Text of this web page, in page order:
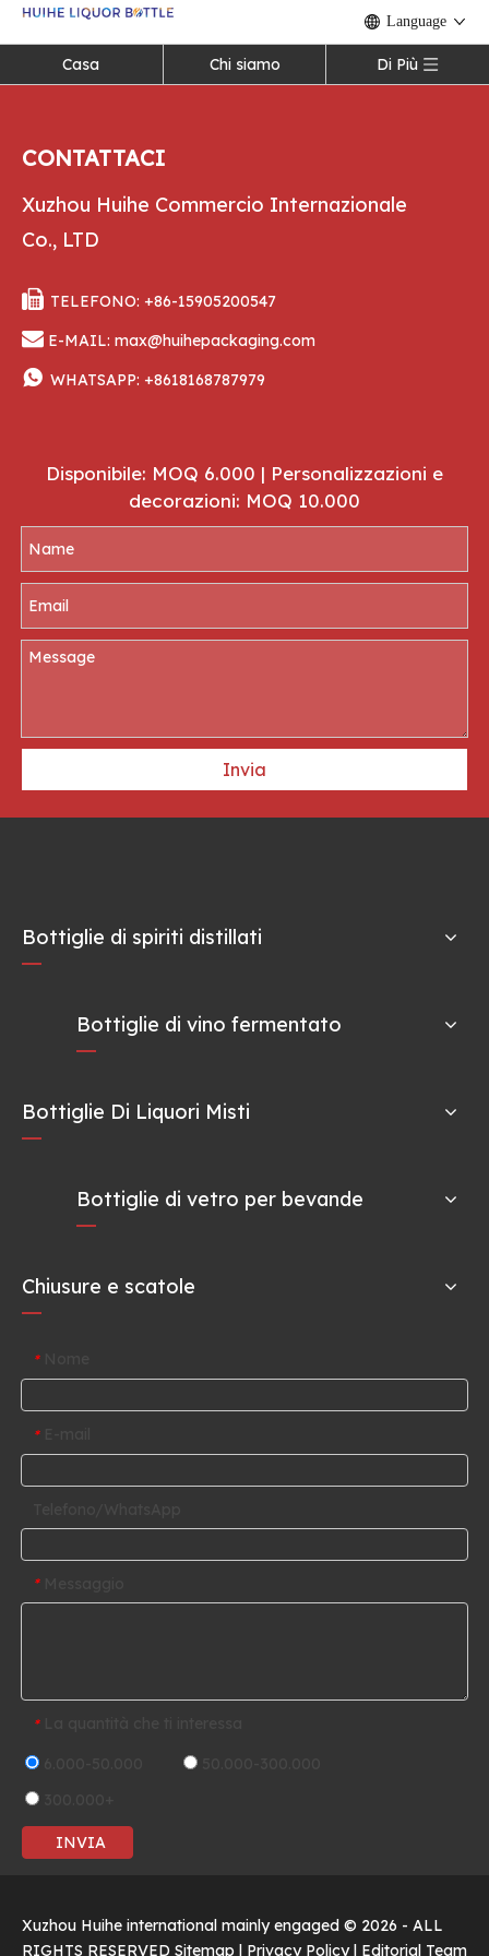
Language
Casa Chi siamo Di Più
CONTATTACI
Xuzhou Huihe Commercio Internazionale
Co., LTD
 TELEFONO: +86-15905200547
 E-MAIL: max@huihepackaging.com
 WHATSAPP: +8618168787979
Disponibile: MOQ 6.000 | Personalizzazioni e
decorazioni: MOQ 10.000
Invia
Bottiglie di spiriti distillati
Bottiglie di vino fermentato
Bottiglie Di Liquori Misti
Bottiglie di vetro per bevande
Chiusure e scatole
*
*
*
*
INVIA
Xuzhou Huihe international mainly engaged © 2026 - ALL
RIGHTS RESERVED Sitemap Privacy Policy| Editorial Team